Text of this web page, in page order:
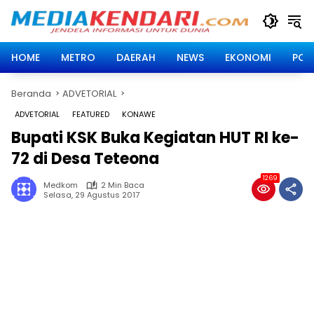
HOME
METRO DAERAH NEWS EKONOMI
Beranda ADVETORIAL
ADVETORIAL FEATURED KONAWE
Bupati KSK Buka Kegiatan HUT RI ke-
72 di Desa Teteona
Medkom
2 Min Baca
Selasa, 29 Agustus 2017
1269